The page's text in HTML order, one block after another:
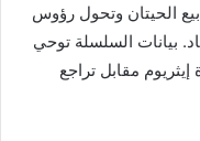
الحيتان وتحول رؤوس
بيانات السلسلة توحي
إيثريوم مقابل تراجع